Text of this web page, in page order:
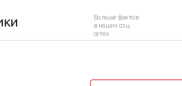
Больше фактов
в наших соц.
сетях